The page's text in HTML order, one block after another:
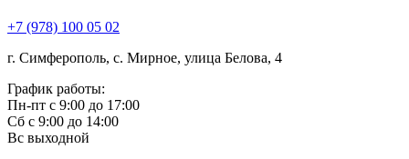
+7 (978) 100 05 02
г. Симферополь, с. Мирное, улица Белова, 4
График работы:
Пн-пт с 9:00 до 17:00
Сб с 9:00 до 14:00
Вс выходной